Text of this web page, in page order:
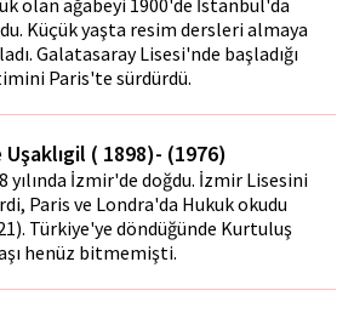
olan ağabeyi 1900'de İstanbul'da
Küçük yaşta resim dersleri almaya
Galatasaray Lisesi'nde başladığı
Paris'te sürdürdü.
( 1898)- (1976)
yılında İzmir'de doğdu. İzmir Lisesini
Paris ve Londra'da Hukuk okudu
Türkiye'ye döndüğünde Kurtuluş
henüz bitmemişti.